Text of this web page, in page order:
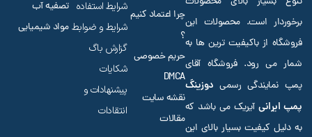
برخوردار است. محصولات این
فروشگاه از باکیفیت ترین ها به
شمار می رود. فروشگاه آقای
پمپ نمایندگی رسمی دوزینگ
پمپ ایرانیآیریک می باشد که
به دلیل کیفیت بسیار بالای این
چرا اعتماد کنیم
؟
حریم خصوصی
DMCA
نقشه سایت
مقالات
شرایط استفاده
شرایط و ضوابط
گزارش باگ
شکایات
پیشنهادات و
انتقادات
تصفیه آب
مواد شیمیایی